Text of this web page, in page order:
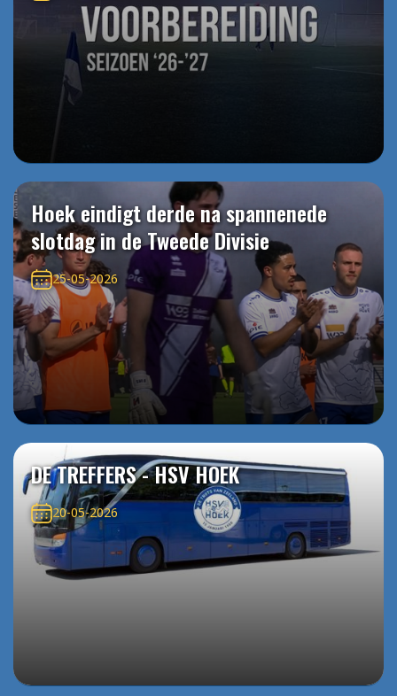
Hoek eindigt derde na spannenede
slotdag in de Tweede Divisie
25-05-2026
DE TREFFERS - HSV HOEK
20-05-2026